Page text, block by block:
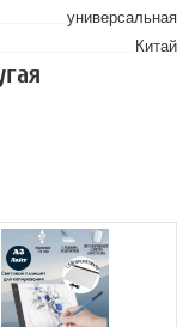
универсальная
Китай